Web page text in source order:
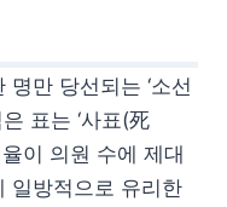
만 당선되는 ‘소선
표는 ‘사표(死
이 의원 수에 제대
일방적으로 유리한